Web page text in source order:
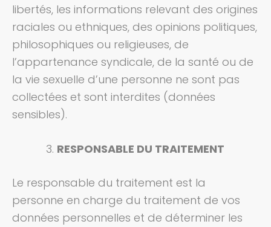
libertés, les informations relevant des origines
raciales ou ethniques, des opinions politiques,
philosophiques ou religieuses, de
l’appartenance syndicale, de la santé ou de
la vie sexuelle d’une personne ne sont pas
collectées et sont interdites (données
sensibles).
RESPONSABLE DU TRAITEMENT
Le responsable du traitement est la
personne en charge du traitement de vos
données personnelles et de déterminer les